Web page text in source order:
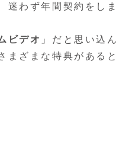
迷わず年間契約をしま
ビデオ 」だと思い込
ざまな特典がある